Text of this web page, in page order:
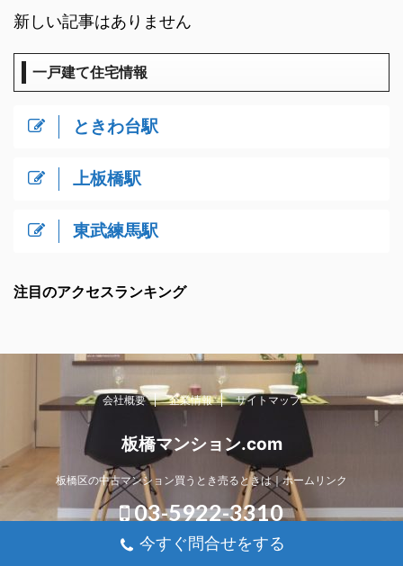
新しい記事はありません
一戸建て住宅情報
ときわ台駅
上板橋駅
東武練馬駅
注目のアクセスランキング
会社概要 企業情報 サイトマップ
板橋マンション.com
板橋区の中古マンション買うとき売るときは｜ホームリンク
03-5922-3310
Copyright© 板橋マンション.com , 2026 All Rights Reserved.
今すぐ問合せをする